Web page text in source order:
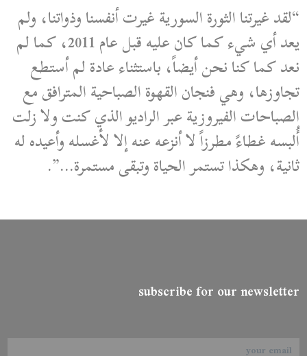
“لقد غيرتنا الثورة السورية غيرت أنفسنا وذواتنا، ولم
يعد أي شيء كما كان عليه قبل عام 2011، كما لم
نعد كما كنا نحن أيضاً، باستثناء عادة لم أستطع
تجاوزها، وهي فنجان القهوة الصباحية المترافق مع
الصباحات الفيروزية عبر الراديو الذي كنت ولا زلت
أُلبسه غطاءً مطرزاً لا أنزعه عنه إلا لأغسله وأعيده له
ثانية، وهكذا تستمر الحياة وتبقى مستمرة…”.
subscribe for our newsletter